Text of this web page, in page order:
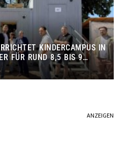
KINDERCAMPUS IN
FÜR RUND 8,5 BIS 9
ANZEIGEN